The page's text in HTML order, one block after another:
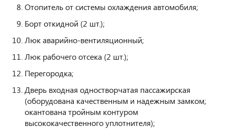
Отопитель от системы охлаждения автомобиля;
Борт откидной (2 шт.);
Люк аварийно-вентиляционный;
Люк рабочего отсека (2 шт.);
Перегородка;
Дверь входная одностворчатая пассажирская
(оборудована качественным и надежным замком;
окантована тройным контуром
высококачественного уплотнителя);